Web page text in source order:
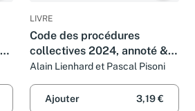
LIVRE
Code des procédures
collectives 2024, annoté &
commenté. 22e éd..
Alain Lienhard et Pascal Pisoni
Ajouter 3,19 €